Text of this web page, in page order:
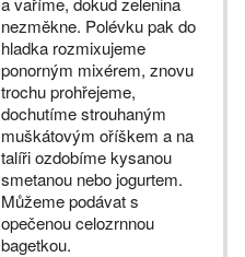
nezměkne. Polévku pak do
hladka rozmixujeme
ponorným mixérem, znovu
trochu prohřejeme,
dochutíme strouhaným
muškátovým oříškem a na
talíři ozdobíme kysanou
smetanou nebo jogurtem.
Můžeme podávat s
opečenou celozrnnou
bagetkou.